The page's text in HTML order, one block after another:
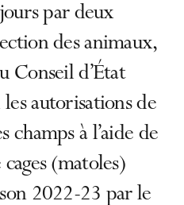
par deux
des animaux,
Conseil d’État
les autorisations de
champs à l’aide de
(matoles)
2022-23 par le